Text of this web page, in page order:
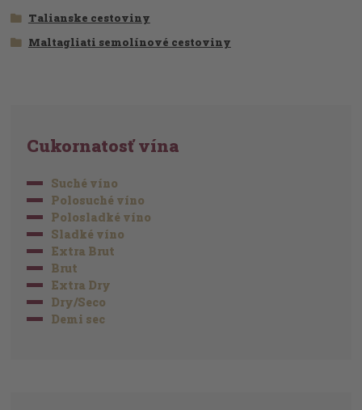
Talianske cestoviny
Maltagliati semolínové cestoviny
Cukornatosť vína
Suché víno
Polosuché víno
Polosladké víno
Sladké víno
Extra Brut
Brut
Extra Dry
Dry/Seco
Demi sec